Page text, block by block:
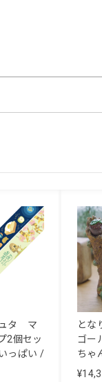
タ マ
2個セッ
っぱい /
と
ゴー
ちゃ